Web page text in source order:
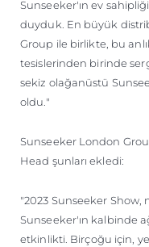
Sunseeker'ın ev
duyduk. En büyük
Group ile birlikte, bu
tesislerinden birinde
sekiz olağanüstü
oldu."
Sunseeker London
Head şunları ekledi:
"2023 Sunseeker Show,
Sunseeker'ın kalbinde
etkinlikti. Birçoğu için,